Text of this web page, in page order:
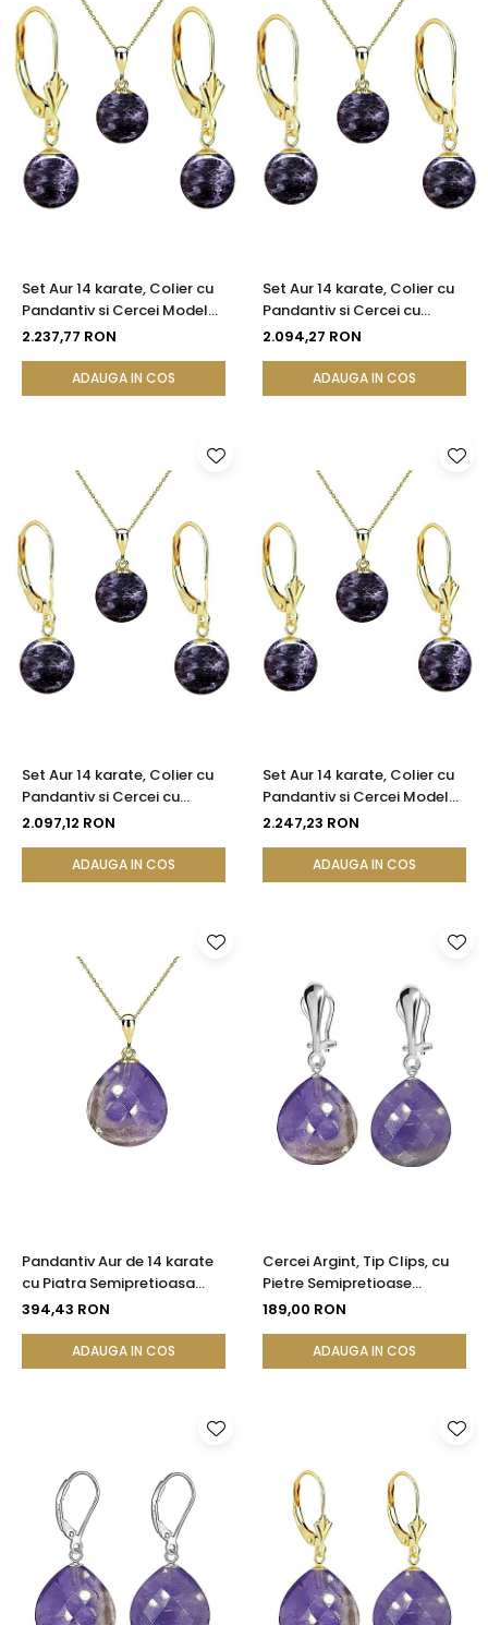
Set Aur 14 karate, Colier cu
Pandantiv si Cercei Model
Lalea cu Pietre
Ametist de 8 mm
2.237,77 RON
ADAUGA IN COS
Set Aur 14 karate, Colier cu
Pandantiv si Cercei cu
Tortita Inchisa cu Pietre
Ametist de 8 mm
2.094,27 RON
ADAUGA IN COS
Set Aur 14 karate, Colier cu
Pandantiv si Cercei cu
Tortita Inchisa cu Pietre
Ametist de 10 mm
2.097,12 RON
ADAUGA IN COS
Set Aur 14 karate, Colier cu
Pandantiv si Cercei Model
Lalea cu Pietre
Ametist de 10 mm
2.247,23 RON
ADAUGA IN COS
Pandantiv Aur de 14 karate
cu Piatra Semipretioasa
Naturala de Ametist
394,43 RON
ADAUGA IN COS
Cercei Argint, Tip Clips, cu
Pietre Semipretioase
Naturale de Ametist
189,00 RON
ADAUGA IN COS